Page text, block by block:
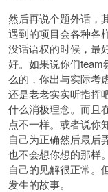
然后再说个题外话，
遇到的项目会各种各
没话语权的时候，最
好。如果说你们team
么的，你出与实际考
还是老老实实听指挥
什么消极理念。而且
点不一样。或者说你
自己为正确然后最后
也不会想你想的那样
自己的见解很正常。
发生的故事。